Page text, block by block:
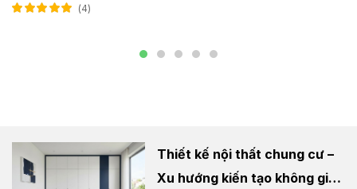
4
Thiết kế nội thất chung cư –
Xu hướng kiến tạo không gian